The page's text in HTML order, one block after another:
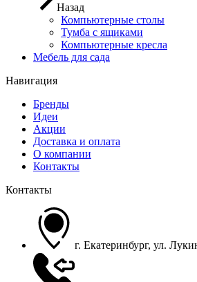
Назад
Компьютерные столы
Тумба с ящиками
Компьютерные кресла
Мебель для сада
Навигация
Бренды
Идеи
Акции
Доставка и оплата
О компании
Контакты
Контакты
г. Екатеринбург, ул.